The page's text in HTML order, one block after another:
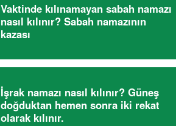
Vaktinde kılınamayan sabah namazı
nasıl kılınır? Sabah namazının
kazası
İşrak namazı nasıl kılınır? Güneş
doğduktan hemen sonra iki rekat
olarak kılınır.